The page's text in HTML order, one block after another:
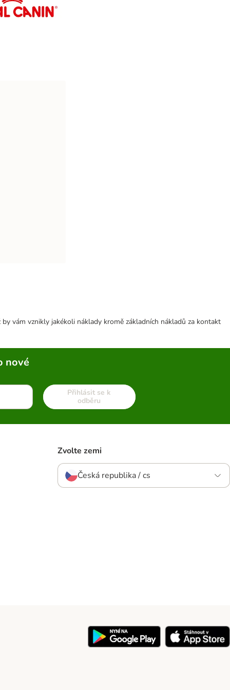
vám vznikly jakékoli náklady kromě základních nákladů za kontakt
nové
Přihlásit se k
odběru
Zvolte zemi
Česká republika / cs